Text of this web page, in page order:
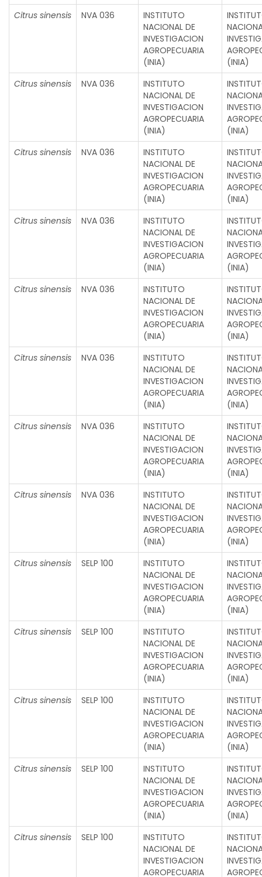
Citrus sinensis
NVA 036
INSTITUTO
NACIONAL DE
INVESTIGACION
AGROPECUARIA
(INIA)
(INIA)
Citrus sinensis
NVA 036
INSTITUTO
NACIONAL DE
INVESTIGACION
AGROPECUARIA
(INIA)
(INIA)
Citrus sinensis
NVA 036
INSTITUTO
NACIONAL DE
INVESTIGACION
AGROPECUARIA
(INIA)
(INIA)
Citrus sinensis
NVA 036
INSTITUTO
NACIONAL DE
INVESTIGACION
AGROPECUARIA
(INIA)
(INIA)
Citrus sinensis
NVA 036
INSTITUTO
NACIONAL DE
INVESTIGACION
AGROPECUARIA
(INIA)
(INIA)
Citrus sinensis
NVA 036
INSTITUTO
NACIONAL DE
INVESTIGACION
AGROPECUARIA
(INIA)
(INIA)
Citrus sinensis
NVA 036
INSTITUTO
NACIONAL DE
INVESTIGACION
AGROPECUARIA
(INIA)
(INIA)
Citrus sinensis
NVA 036
INSTITUTO
NACIONAL DE
INVESTIGACION
AGROPECUARIA
(INIA)
(INIA)
Citrus sinensis
SELP 100
INSTITUTO
NACIONAL DE
INVESTIGACION
AGROPECUARIA
(INIA)
(INIA)
Citrus sinensis
SELP 100
INSTITUTO
NACIONAL DE
INVESTIGACION
AGROPECUARIA
(INIA)
(INIA)
Citrus sinensis
SELP 100
INSTITUTO
NACIONAL DE
INVESTIGACION
AGROPECUARIA
(INIA)
(INIA)
Citrus sinensis
SELP 100
INSTITUTO
NACIONAL DE
INVESTIGACION
AGROPECUARIA
(INIA)
(INIA)
Citrus sinensis
SELP 100
INSTITUTO
NACIONAL DE
INVESTIGACION
AGROPECUARIA